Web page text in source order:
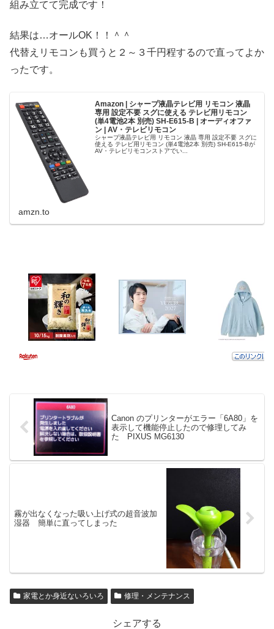
組み立てて完成です！
結果は…オールOK！！＾＾
代替えリモコンも買うと２～３千円程するので直ってよか
ったです。
Amazon | シャープ液晶テレビ用 リモコン 液晶
専用 設定不要 スグに使える テレビ用リモコン
(単4電池2本 別売) SH-E615-B | オーディオファ
ン | AV・テレビリモコン
シャープ液晶テレビ用 リモコン 液晶 専用 設定不要 スグに
使える テレビ用リモコン (単4電池2本 別売) SH-E615-Bが
AV・テレビリモコンストアでい...
amzn.to
Canon のプリンターがエラー「6A80」を
表示して機能停止したので修理してみ
た PIXUS MG6130
霧が出なくなった吸い上げ式の超音波加
湿器 簡単に直ってしまった
家電とか身近ないろいろ 修理・メンテナンス
シェアする